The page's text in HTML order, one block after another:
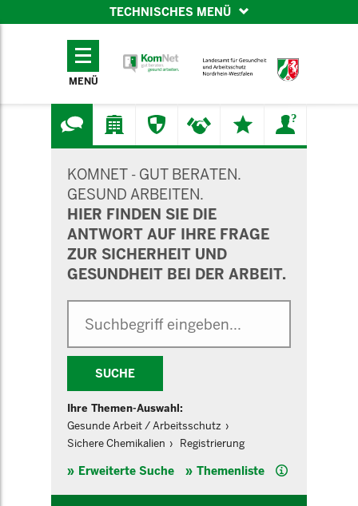
TECHNISCHES MENÜ
TECHNISCHES
MENÜ
KOMNET - GUT BERATEN.
GESUND ARBEITEN.
HIER FINDEN SIE DIE
ANTWORT AUF IHRE FRAGE
ZUR SICHERHEIT UND
GESUNDHEIT BEI DER ARBEIT.
SUCHE
Ihre Themen-Auswahl:
Gesunde Arbeit / Arbeitsschutz
Sichere Chemikalien
Registrierung
Erweiterte Suche Themenliste Hilfe